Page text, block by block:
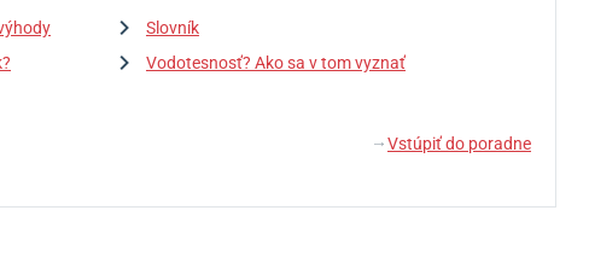
Slovník
Vodotesnosť? Ako sa v tom vyznať
↓ Vstúpiť do poradne